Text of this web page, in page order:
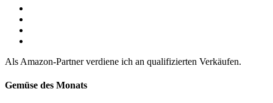
Als Amazon-Partner verdiene ich an qualifizierten Verkäufen.
Gemüse des Monats